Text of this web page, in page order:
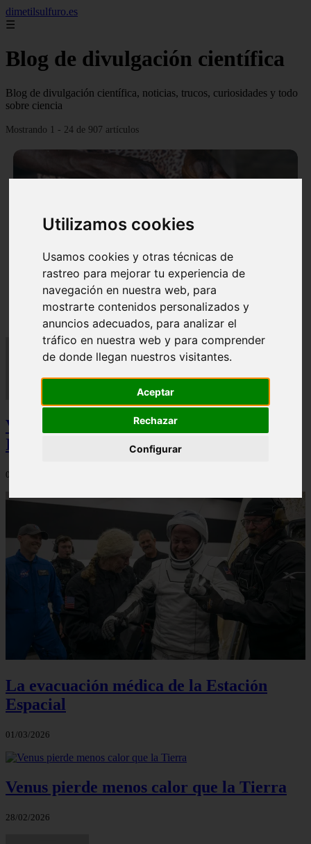
Utilizamos cookies
Usamos cookies y otras técnicas de
rastreo para mejorar tu experiencia de
navegación en nuestra web, para
mostrarte contenidos personalizados y
anuncios adecuados, para analizar el
tráfico en nuestra web y para comprender
de donde llegan nuestros visitantes.
Aceptar
Rechazar
Configurar
dimetilsulfuro.es
☰
Blog de divulgación científica
Blog de divulgación científica, noticias, trucos, curiosidades y todo
sobre ciencia
Mostrando 1 - 24 de 907 artículos
En África harán lo que parecía imposible: Utilizarán
moléculas de agua para cocinar sus alimentos
Video Advertencias desde la cúspide de la
IA: Hinton y el posible colapso social
06/03/2026
La evacuación médica de la Estación
Espacial
01/03/2026
Venus pierde menos calor que la Tierra
28/02/2026